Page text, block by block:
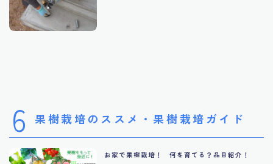
6 果樹栽培のススメ・果樹栽培ガイド
お家で果樹栽培！ 何を育てる？品目紹介！